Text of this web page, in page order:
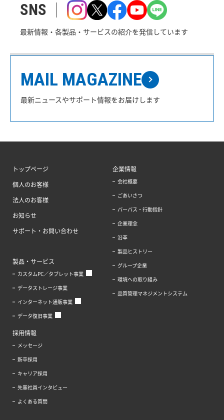
SNS
最新情報・各製品・サービスの紹介を発信しています
MAIL MAGAZINE
最新ニュースやサポート情報をお届けします
トップページ
個人のお客様
法人のお客様
お知らせ
サポート・お問い合わせ
製品・サービス
カスタムPC／タブレット事業
データストレージ事業
インターネット通販事業
データ復旧事業
企業情報
会社概要
ごあいさつ
パーパス・行動指針
企業理念
沿革
製品ヒストリー
グループ企業
環境への取り組み
品質管理マネジメントシステム
採用情報
メッセージ
新卒採用
キャリア採用
先輩社員インタビュー
よくある質問